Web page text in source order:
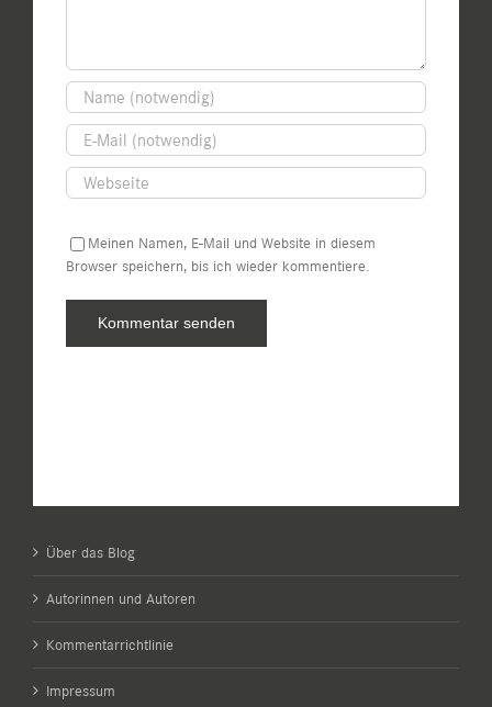
Meinen Namen, E-Mail und Website in diesem
Browser speichern, bis ich wieder kommentiere.
Über das Blog
Autorinnen und Autoren
Kommentarrichtlinie
Impressum